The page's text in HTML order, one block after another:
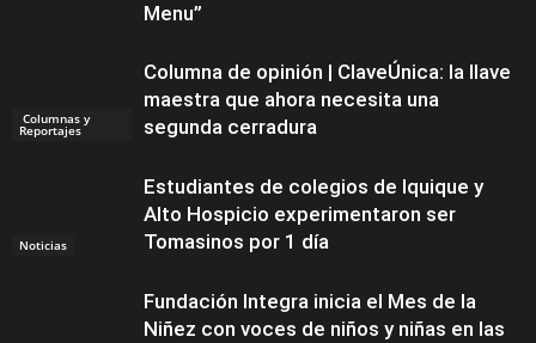
Menu”
Columnas y
Reportajes
Columna de opinión | ClaveÚnica: la llave
maestra que ahora necesita una
segunda cerradura
Noticias
Estudiantes de colegios de Iquique y
Alto Hospicio experimentaron ser
Tomasinos por 1 día
Fundación Integra inicia el Mes de la
Niñez con voces de niños y niñas en las